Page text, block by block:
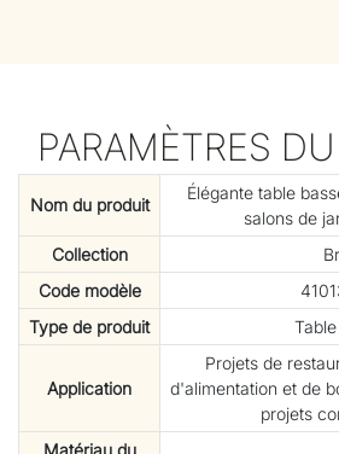
PARAMÈTRES
Nom du produit
Élégante table
salons de
Collection
Code modèle
Type de produit
Application
Projets de
d'alimentation et de
projets